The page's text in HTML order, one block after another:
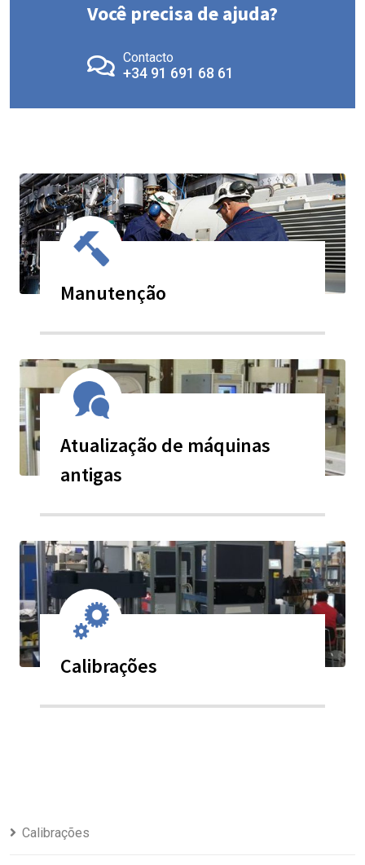
Você precisa de ajuda?
Contacto
+34 91 691 68 61
Manutenção
Atualização de máquinas
antigas
Calibrações
Calibrações